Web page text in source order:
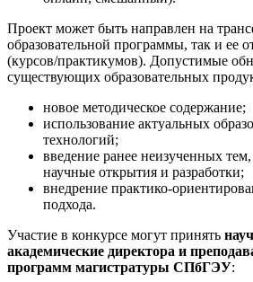
Проект может быть направлен на
образовательной программы, так и ее
(курсов/практикумов). Допустимые
существующих образовательных
новое методическое содержание;
использование актуальных
технологий;
введение ранее неизученных
научные открытия и разработки;
внедрение практико-
подхода.
Участие в конкурсе могут принять
академические директора и
программ магистратуры СПбГЭУ: